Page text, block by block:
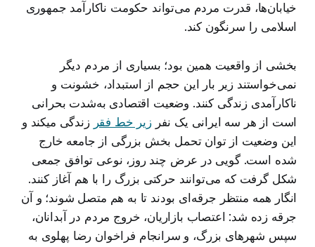
خیابان‌ها، قدرت مردم می‌تواند حکومت ناکارآمد جمهوری
اسلامی را سرنگون کند.
بخشی از واقعیت همین بود؛ بسیاری از مردم دیگر
نمی‌خواستند زیر بار این حجم از استبداد، خشونت و
ناکارآمدی زندگی کنند. وضعیت اقتصادی به‌شدت بحرانی
است از هر سه ایرانی یک نفرزیر خط فقر زندگی میکند و
این وضعیت از توان تحمل بخش بزرگی از جامعه خارج
شده است. گویی در عرض چند روز، نوعی توافق جمعی
شکل گرفت که می‌توانند حرکتی بزرگ را با هم آغاز کنند.
انگار همه منتظر جرقه‌ای بودند تا به هم متصل شوند؛ و آن
جرقه زده شد: اعتصاب بازاریان، خروج مردم در آبدانان،
سپس شهرهای بزرگ، و سرانجام فراخوان رضا پهلوی به